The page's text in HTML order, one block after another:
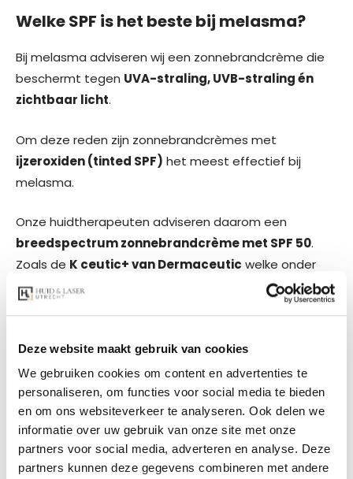
Deze website maakt gebruik van cookies
We gebruiken cookies om content en advertenties te
personaliseren, om functies voor social media te bieden
en om ons websiteverkeer te analyseren. Ook delen we
informatie over uw gebruik van onze site met onze
partners voor social media, adverteren en analyse. Deze
partners kunnen deze gegevens combineren met andere
Welke SPF is het beste bij melasma?
Bij melasma adviseren wij een zonnebrandcrème die
beschermt tegen UVA-straling, UVB-straling én
zichtbaar licht.
Om deze reden zijn zonnebrandcrèmes met
ijzeroxiden (tinted SPF) het meest effectief bij
melasma.
Onze huidtherapeuten adviseren daarom een
breedspectrum zonnebrandcrème met SPF 50.
Zoals de K ceutic+ van Dermaceutic welke onder
andere uit minerale filters bestaat en ook tegen
zichtbaar licht beschermt. Deze zonbescherming is in